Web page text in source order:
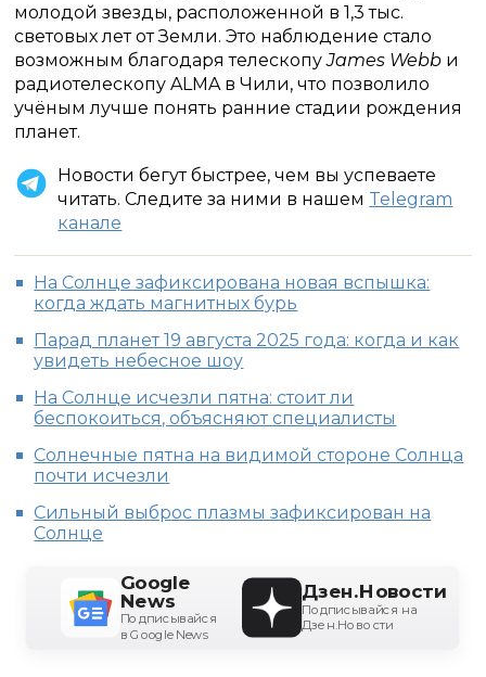
молодой звезды, расположенной в 1,3 тыс.
световых лет от Земли. Это наблюдение стало
возможным благодаря телескопуJames Webb и
радиотелескопу ALMA в Чили, что позволило
учёным лучше понять ранние стадии рождения
планет.
Новости бегут быстрее, чем вы успеваете
читать. Следите за ними в нашем Telegram
канале
На Солнце зафиксирована новая вспышка:
когда ждать магнитных бурь
Парад планет 19 августа 2025 года: когда и как
увидеть небесное шоу
На Солнце исчезли пятна: стоит ли
беспокоиться, объясняют специалисты
Солнечные пятна на видимой стороне Солнца
почти исчезли
Сильный выброс плазмы зафиксирован на
Солнце
Google
News
Подписывайся
в Google News
Дзен.Новости
Подписывайся на
Дзен.Новости